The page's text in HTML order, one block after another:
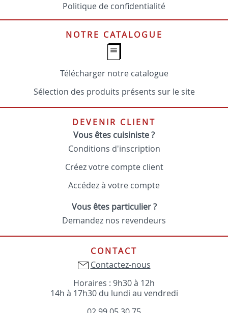
Politique de confidentialité
NOTRE CATALOGUE
Télécharger notre catalogue
Sélection des produits présents sur le site
DEVENIR CLIENT
Vous êtes cuisiniste ?
Conditions d'inscription
Créez votre compte client
Accédez à votre compte
Vous êtes particulier ?
Demandez nos revendeurs
CONTACT
Contactez-nous
Horaires : 9h30 à 12h
14h à 17h30 du lundi au vendredi